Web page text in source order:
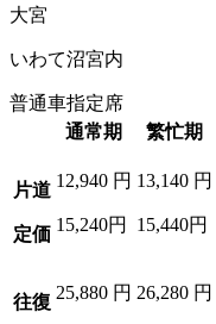
大宮
いわて沼宮内
普通車指定席
通常期
繁忙期
片道
定価
12,940 円
15,240円
13,140 円
15,440円
往復 25,880 円 26,280 円